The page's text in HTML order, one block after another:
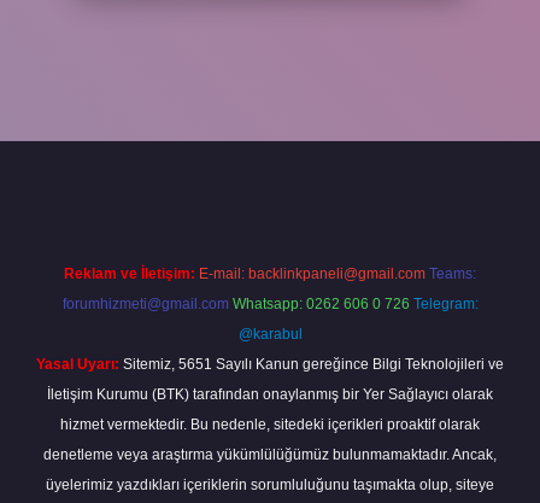
Reklam ve İletişim: E-mail: backlinkpaneli@gmail.com Teams:
forumhizmeti@gmail.com Whatsapp: 0262 606 0 726 Telegram:
@karabul
Yasal Uyarı: Sitemiz, 5651 Sayılı Kanun gereğince Bilgi Teknolojileri ve
İletişim Kurumu (BTK) tarafından onaylanmış bir Yer Sağlayıcı olarak
hizmet vermektedir. Bu nedenle, sitedeki içerikleri proaktif olarak
denetleme veya araştırma yükümlülüğümüz bulunmamaktadır. Ancak,
üyelerimiz yazdıkları içeriklerin sorumluluğunu taşımakta olup, siteye